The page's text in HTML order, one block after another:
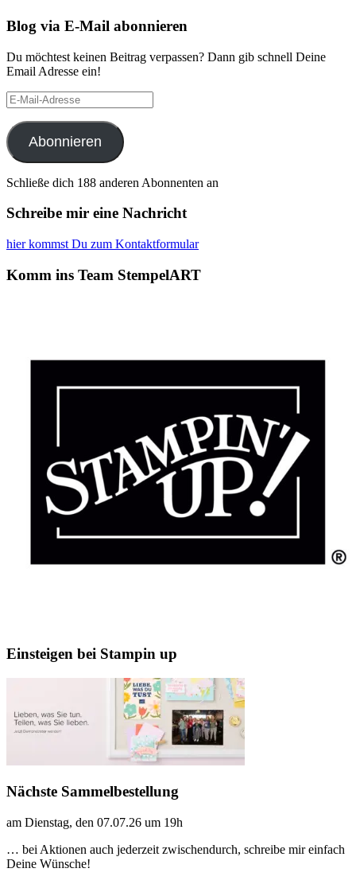
Blog via E-Mail abonnieren
Du möchtest keinen Beitrag verpassen? Dann gib schnell Deine
Email Adresse ein!
E-
Mail-
Adresse
Abonnieren
Schließe dich 188 anderen Abonnenten an
Schreibe mir eine Nachricht
hier kommst Du zum Kontaktformular
Komm ins Team StempelART
Einsteigen bei Stampin up
Nächste Sammelbestellung
am Dienstag, den 07.07.26 um 19h
… bei Aktionen auch jederzeit zwischendurch, schreibe mir einfach
Deine Wünsche!